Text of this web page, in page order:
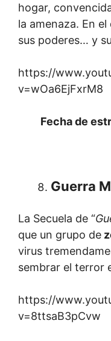
hogar,
la amenaza. En
sus poderes… y
https://
v=wOa6EjFxrM8
Fecha de
Guerra
La Secuela de “
que un grupo de
virus
sembrar el terror
https://
v=8ttsaB3pCvw